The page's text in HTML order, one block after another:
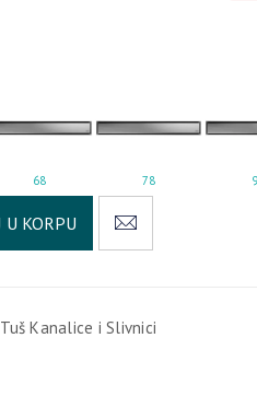
68 78
U KORPU
Tuš Kanalice i Slivnici